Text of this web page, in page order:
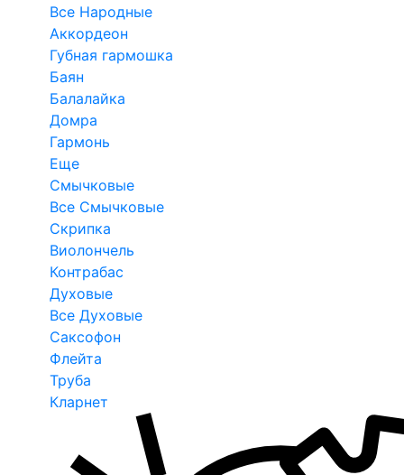
Все Народные
Аккордеон
Губная гармошка
Баян
Балалайка
Домра
Гармонь
Еще
Смычковые
Все Смычковые
Скрипка
Виолончель
Контрабас
Духовые
Все Духовые
Саксофон
Флейта
Труба
Кларнет